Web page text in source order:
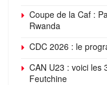
Coupe de la Caf :
Rwanda
CDC 2026 : le
CAN U23 : voici les
Feutchine